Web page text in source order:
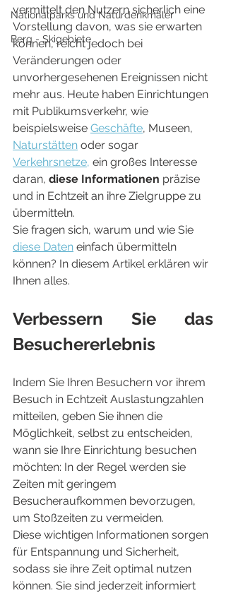
Nationalparks und Naturdenkmäler
Berg - Skigebiete
vermittelt den Nutzern sicherlich eine
Vorstellung davon, was sie erwarten
können, reicht jedoch bei
Veränderungen oder
unvorhergesehenen Ereignissen nicht
mehr aus. Heute haben Einrichtungen
mit Publikumsverkehr, wie
beispielsweise Geschäfte, Museen,
Naturstätten oder sogar
Verkehrsnetze, ein großes Interesse
daran, diese Informationen präzise
und in Echtzeit an ihre Zielgruppe zu
übermitteln.
Sie fragen sich, warum und wie Sie
diese Daten einfach übermitteln
können? In diesem Artikel erklären wir
Ihnen alles.
Verbessern Sie das
Besuchererlebnis
Indem Sie Ihren Besuchern vor ihrem
Besuch in Echtzeit Auslastungzahlen
mitteilen, geben Sie ihnen die
Möglichkeit, selbst zu entscheiden,
wann sie Ihre Einrichtung besuchen
möchten: In der Regel werden sie
Zeiten mit geringem
Besucheraufkommen bevorzugen,
um Stoßzeiten zu vermeiden.
Diese wichtigen Informationen sorgen
für Entspannung und Sicherheit,
sodass sie ihre Zeit optimal nutzen
können. Sie sind jederzeit informiert